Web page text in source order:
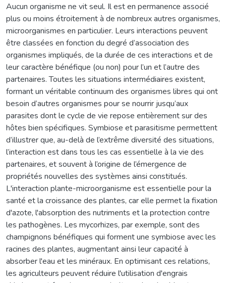
Aucun organisme ne vit seul. Il est en permanence associé
plus ou moins étroitement à de nombreux autres organismes,
microorganismes en particulier. Leurs interactions peuvent
être classées en fonction du degré d’association des
organismes impliqués, de la durée de ces interactions et de
leur caractère bénéfique (ou non) pour l’un et l’autre des
partenaires. Toutes les situations intermédiaires existent,
formant un véritable continuum des organismes libres qui ont
besoin d’autres organismes pour se nourrir jusqu’aux
parasites dont le cycle de vie repose entièrement sur des
hôtes bien spécifiques. Symbiose et parasitisme permettent
d’illustrer que, au-delà de l’extrême diversité des situations,
l’interaction est dans tous les cas essentielle à la vie des
partenaires, et souvent à l’origine de l’émergence de
propriétés nouvelles des systèmes ainsi constitués.
L'interaction plante-microorganisme est essentielle pour la
santé et la croissance des plantes, car elle permet la fixation
d'azote, l'absorption des nutriments et la protection contre
les pathogènes. Les mycorhizes, par exemple, sont des
champignons bénéfiques qui forment une symbiose avec les
racines des plantes, augmentant ainsi leur capacité à
absorber l'eau et les minéraux. En optimisant ces relations,
les agriculteurs peuvent réduire l'utilisation d'engrais